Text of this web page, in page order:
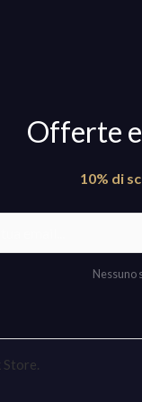
Offerte
10% di
Nessuno